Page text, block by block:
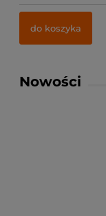
do koszyka
Nowości